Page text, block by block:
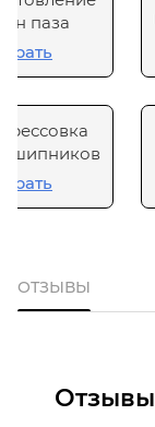
паза
ОТЗЫВЫ
Отзывы